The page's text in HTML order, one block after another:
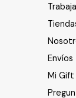
Envíos
Mi Gift